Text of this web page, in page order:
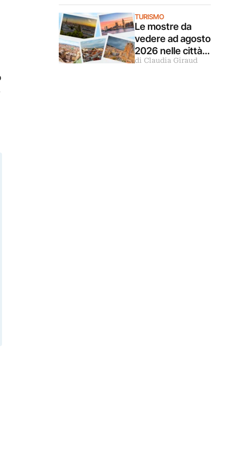
Turandot in
questa mostra a
Venezia
TURISMO
Le mostre da
vedere ad agosto
2026 nelle città
d’arte europee
di Claudia Giraud